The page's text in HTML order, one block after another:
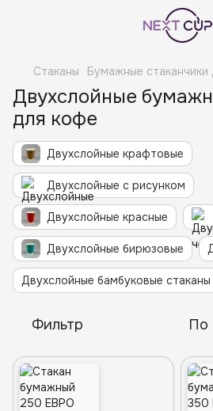
Стаканы Бумажные стаканчики
Двухслойные
для кофе
Двухслойные крафтовые
Двухслойные с рисунком
Двухслойные красные
Двухслойные бирюзовые
Двухслойные бамбуковые стаканы
Фильтр По